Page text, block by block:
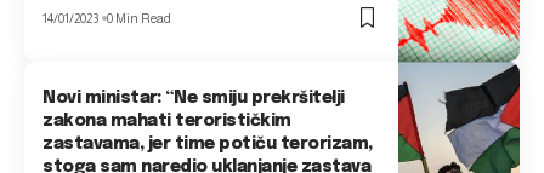
14/01/2023 0 Min Read
Novi ministar: “Ne smiju prekršitelji
zakona mahati terorističkim
zastavama, jer time potiču terorizam,
stoga sam naredio uklanjanje zastava